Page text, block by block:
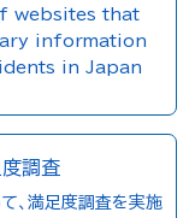
websites that
information
in Japan
度調査
、満足度調査を実施